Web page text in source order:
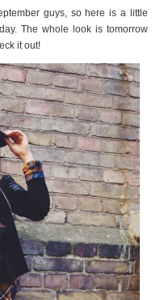
guys, so here is a little
The whole look is tomorrow
it out!